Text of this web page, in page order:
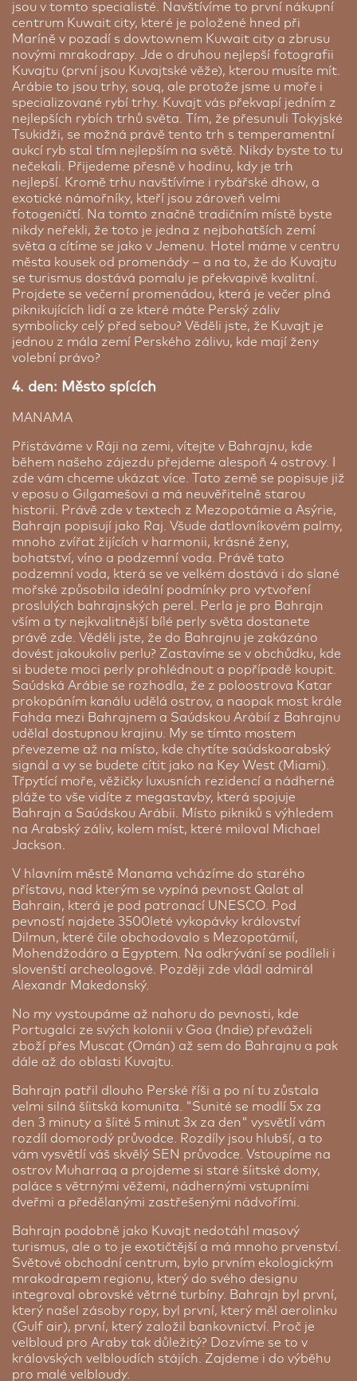
Four Points by Sheraton Dubai ★★★★
Dubaj | 2 noci
Kvalitní 4 * hotel ze sítě Sheraton leží přímo na
jedné z nejmodernějších ulic Dubaje, na slavné
Sheikh Zayed Road. Nejbližší metro je od hotelu
vzdáleno jen cca 3 minuty pěší chůze. Vedle hotelu
je i malý supermarket a o pár stovek metrů dále
najdete i The Boulevard Mall. Z pokojů budete
nadšeni pro jejich světlost a moderní vizáž. Na
43.poschodí hotelu najdete skvělý bazén i
panoramatickou terasu s fantastickým výhledem
na Dubaj. Zkuste si posedět i v rooftop baru s
drinkem při západu slunce a budete mít z hotelu
další zážitek.
jsou v tomto specialisté. Navštívíme to první nákupní
centrum Kuwait city, které je položené hned při
Maríně v pozadí s dowtownem Kuwait city a zbrusu
novými mrakodrapy. Jde o druhou nejlepší fotografii
Kuvajtu (první jsou Kuvajtské věže), kterou musíte mít.
Arábie to jsou trhy, souq, ale protože jsme u moře i
specializované rybí trhy. Kuvajt vás překvapí jedním z
nejlepších rybích trhů světa. Tím, že přesunuli Tokyjské
Tsukidži, se možná právě tento trh s temperamentní
aukcí ryb stal tím nejlepším na světě. Nikdy byste to tu
nečekali. Přijedeme přesně v hodinu, kdy je trh
nejlepší. Kromě trhu navštívíme i rybářské dhow, a
exotické námořníky, kteří jsou zároveň velmi
fotogeničtí. Na tomto značně tradičním místě byste
nikdy neřekli, že toto je jedna z nejbohatších zemí
světa a cítíme se jako v Jemenu. Hotel máme v centru
města kousek od promenády – a na to, že do Kuvajtu
se turismus dostává pomalu je překvapivě kvalitní.
Projdete se večerní promenádou, která je večer plná
piknikujících lidí a ze které máte Perský záliv
symbolicky celý před sebou? Věděli jste, že Kuvajt je
jednou z mála zemí Perského zálivu, kde mají ženy
volební právo?
4. den: Město spících
MANAMA
Přistáváme v Ráji na zemi, vítejte v Bahrajnu, kde
během našeho zájezdu přejdeme alespoň 4 ostrovy. I
zde vám chceme ukázat více. Tato země se popisuje již
v eposu o Gilgamešovi a má neuvěřitelně starou
historii. Právě zde v textech z Mezopotámie a Asýrie,
Bahrajn popisují jako Raj. Všude datlovníkovém palmy,
mnoho zvířat žijících v harmonii, krásné ženy,
bohatství, víno a podzemní voda. Právě tato
podzemní voda, která se ve velkém dostává i do slané
mořské způsobila ideální podmínky pro vytvoření
proslulých bahrajnských perel. Perla je pro Bahrajn
vším a ty nejkvalitnější bílé perly světa dostanete
právě zde. Věděli jste, že do Bahrajnu je zakázáno
dovést jakoukoliv perlu? Zastavíme se v obchůdku, kde
si budete moci perly prohlédnout a popřípadě koupit.
Saúdská Arábie se rozhodla, že z poloostrova Katar
prokopáním kanálu udělá ostrov, a naopak most krále
Fahda mezi Bahrajnem a Saúdskou Arábií z Bahrajnu
udělal dostupnou krajinu. My se tímto mostem
převezeme až na místo, kde chytíte saúdskoarabský
signál a vy se budete cítit jako na Key West (Miami).
Třpytící moře, věžičky luxusních rezidencí a nádherné
pláže to vše vidíte z megastavby, která spojuje
Bahrajn a Saúdskou Arábii. Místo pikniků s výhledem
na Arabský záliv, kolem míst, které miloval Michael
Jackson.
V hlavním městě Manama vcházíme do starého
přístavu, nad kterým se vypíná pevnost Qalat al
Bahrain, která je pod patronací UNESCO. Pod
pevností najdete 3500leté vykopávky království
Dilmun, které čile obchodovalo s Mezopotámií,
Mohendžodáro a Egyptem. Na odkrývání se podíleli i
slovenští archeologové. Později zde vládl admirál
Alexandr Makedonský.
No my vystoupáme až nahoru do pevnosti, kde
Portugalci ze svých kolonii v Goa (Indie) převáželi
zboží přes Muscat (Omán) až sem do Bahrajnu a pak
dále až do oblasti Kuvajtu.
Bahrajn patřil dlouho Perské říši a po ní tu zůstala
velmi silná šíitská komunita. "Sunité se modlí 5x za
den 3 minuty a šíité 5 minut 3x za den" vysvětlí vám
rozdíl domorodý průvodce. Rozdíly jsou hlubší, a to
vám vysvětlí váš skvělý SEN průvodce. Vstoupíme na
ostrov Muharraq a projdeme si staré šíitské domy,
paláce s větrnými věžemi, nádhernými vstupními
dveřmi a předělanými zastřešenými nádvořími.
Bahrajn podobně jako Kuvajt nedotáhl masový
turismus, ale o to je exotičtější a má mnoho prvenství.
Světové obchodní centrum, bylo prvním ekologickým
mrakodrapem regionu, který do svého designu
integroval obrovské větrné turbíny. Bahrajn byl první,
který našel zásoby ropy, byl první, který měl aerolinku
(Gulf air), první, který založil bankovnictví. Proč je
velbloud pro Araby tak důležitý? Dozvíme se to v
královských velbloudích stájích. Zajdeme i do výběhu
pro malé velbloudy.